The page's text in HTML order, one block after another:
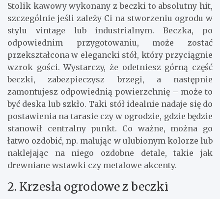
Stolik kawowy wykonany z beczki to absolutny hit,
szczególnie jeśli zależy Ci na stworzeniu ogrodu w
stylu vintage lub industrialnym. Beczka, po
odpowiednim przygotowaniu, może zostać
przekształcona w elegancki stół, który przyciągnie
wzrok gości. Wystarczy, że odetniesz górną część
beczki, zabezpieczysz brzegi, a następnie
zamontujesz odpowiednią powierzchnię – może to
być deska lub szkło. Taki stół idealnie nadaje się do
postawienia na tarasie czy w ogrodzie, gdzie będzie
stanowił centralny punkt. Co ważne, można go
łatwo ozdobić, np. malując w ulubionym kolorze lub
naklejając na niego ozdobne detale, takie jak
drewniane wstawki czy metalowe akcenty.
2. Krzesła ogrodowe z beczki